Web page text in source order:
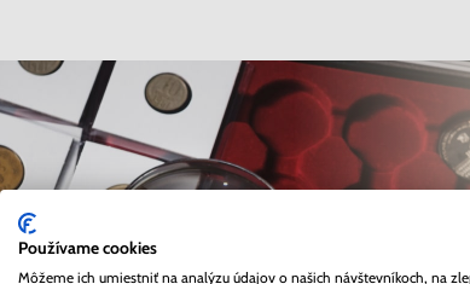
Používame cookies
Môžeme ich umiestniť na analýzu údajov o našich návštevníkoch, na